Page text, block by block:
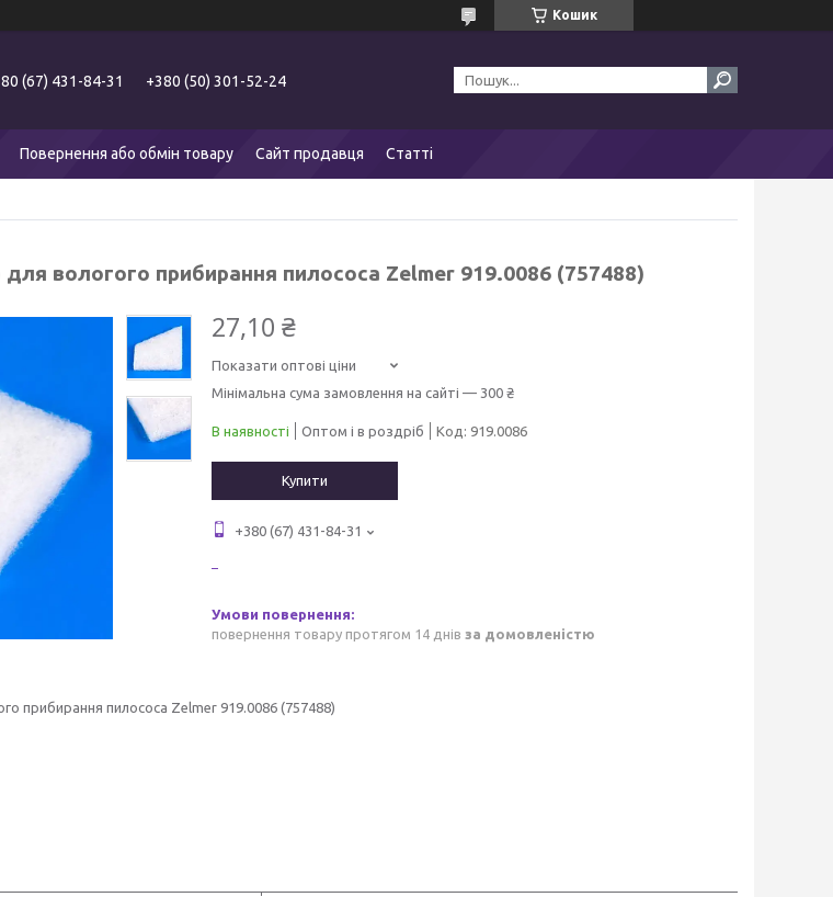
Кошик
(67) 431-84-31 +380 (50) 301-52-24
Повернення або обмін товару Сайт продавця Статті
вологого прибирання пилососа Zelmer 919.0086 (757488)
27,10 ₴
Показати оптові ціни
Мінімальна сума замовлення на сайті — 300 ₴
В наявності Оптом і в роздріб Код: 919.0086
Купити
+380 (67) 431-84-31
повернення товару протягом 14 днів за домовленістю
прибирання пилососа Zelmer 919.0086 (757488)